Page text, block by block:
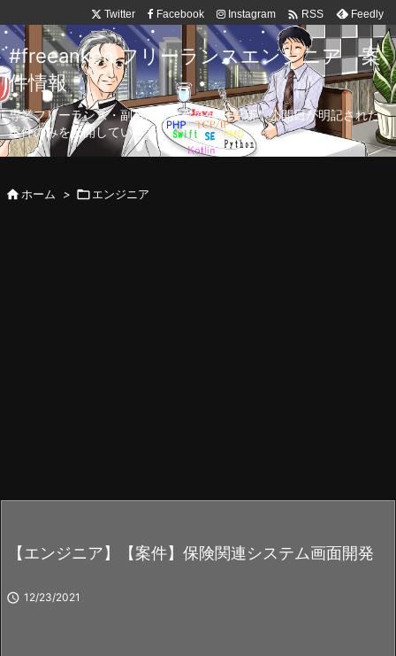
Twitter Facebook Instagram  RSS Feedly
#freeanken フリーランスエンジニア 案
件情報
専業フリーランス・副業向け案件を毎日更新！公開日が明記された
案件のみを公開しています。
ホーム > エンジニア
【エンジニア】【案件】保険関連システム画面開発
 12/23/2021